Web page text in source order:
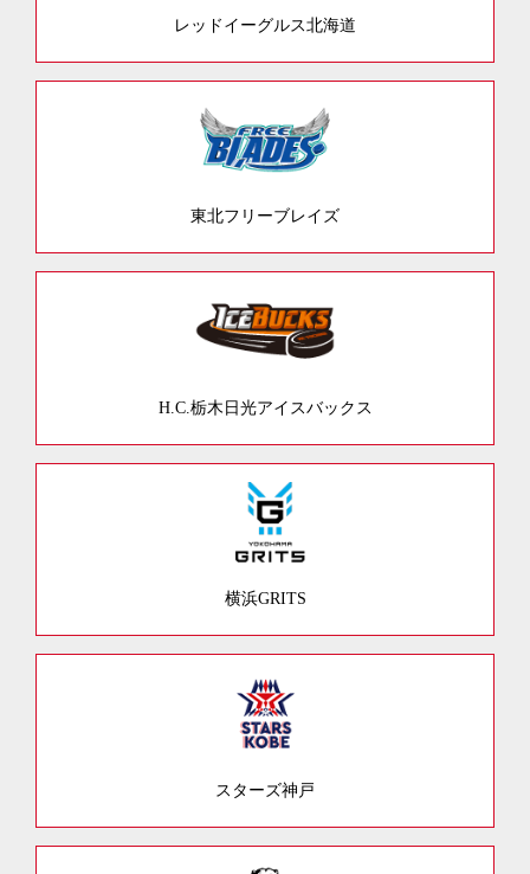
レッドイーグルス北海道
東北フリーブレイズ
H.C.栃木日光アイスバックス
横浜GRITS
スターズ神戸